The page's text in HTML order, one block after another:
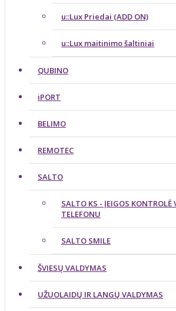
u::Lux Priedai (ADD ON)
u::Lux maitinimo šaltiniai
QUBINO
iPORT
BELIMO
REMOTEC
SALTO
SALTO KS - ĮEIGOS KONTROLĖ
TELEFONU
SALTO SMILE
ŠVIESŲ VALDYMAS
UŽUOLAIDŲ IR LANGŲ VALDYMAS